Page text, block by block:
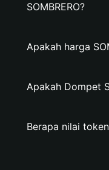
SOMBRERO?
Apakah harga
Apakah Dompet
Berapa nilai token